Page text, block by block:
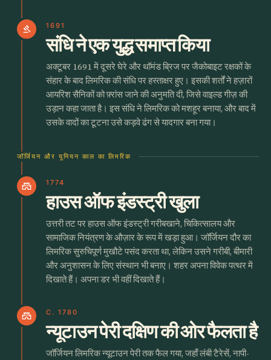
gavel 1691
संधि ने एक युद्ध समाप्त किया
अक्टूबर 1691 में दूसरे घेरे और थॉमंड ब्रिज पर जैकोबाइट रक्षकों के
संहार के बाद लिमरिक की संधि पर हस्ताक्षर हुए। इसकी शर्तों ने हज़ारों
आयरिश सैनिकों को फ़्रांस जाने की अनुमति दी, जिसे वाइल्ड गीज़ की
उड़ान कहा जाता है। इस संधि ने लिमरिक को मशहूर बनाया, और बाद में
उसके वादों का टूटना उसे कड़वे ढंग से यादगार बना गया।
जॉर्जियन और यूनियन काल का लिमरिक
castle 1774
हाउस ऑफ इंडस्ट्री खुला
उत्तरी तट पर हाउस ऑफ इंडस्ट्री गरीबखाने, चिकित्सालय और
सामाजिक नियंत्रण के औज़ार के रूप में खड़ा हुआ। जॉर्जियन दौर का
लिमरिक सुरुचिपूर्ण मुखौटे पसंद करता था, लेकिन उसने गरीबी, बीमारी
और अनुशासन के लिए संस्थान भी बनाए। शहर अपना विवेक पत्थर में
दिखाते हैं। अपना डर भी वहीं दिखाते हैं।
castle C. 1780
न्यूटाउन पेरी दक्षिण की ओर फैलता है
जॉर्जियन लिमरिक न्यूटाउन पेरी तक फैल गया, जहाँ लंबी टैरेसें, नापी-